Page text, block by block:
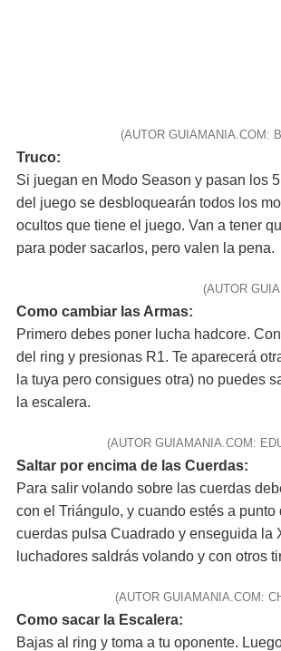
(AUTOR GUIAMANIA.COM:
Truco:
Si juegan en Modo Season y pasan los
del juego se desbloquearán todos los
ocultos que tiene el juego. Van a tener
para poder sacarlos, pero valen la pena.
(AUTOR
Como cambiar las Armas:
Primero debes poner lucha hadcore.
del ring y presionas R1. Te aparecerá
la tuya pero consigues otra) no puedes
la escalera.
(AUTOR GUIAMANIA.COM:
Saltar por encima de las Cuerdas:
Para salir volando sobre las cuerdas
con el Triángulo, y cuando estés a punto
cuerdas pulsa Cuadrado y enseguida la
luchadores saldrás volando y con otros
(AUTOR GUIAMANIA.COM:
Como sacar la Escalera:
Bajas al ring y toma a tu oponente.